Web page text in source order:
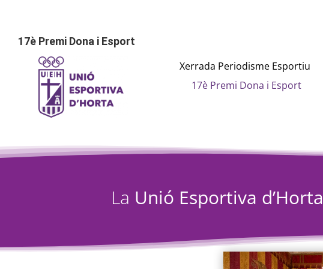
content17è Premi Dona i Esport
Xerrada Periodisme Esportiu
17è Premi Dona i Esport
La Unió Esportiva d’Horta